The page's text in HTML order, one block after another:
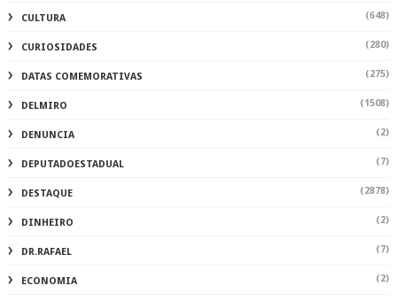
CULTURA (648)
CURIOSIDADES (280)
DATAS COMEMORATIVAS (275)
DELMIRO (1508)
DENUNCIA (2)
DEPUTADOESTADUAL (7)
DESTAQUE (2878)
DINHEIRO (2)
DR.RAFAEL (7)
ECONOMIA (2)